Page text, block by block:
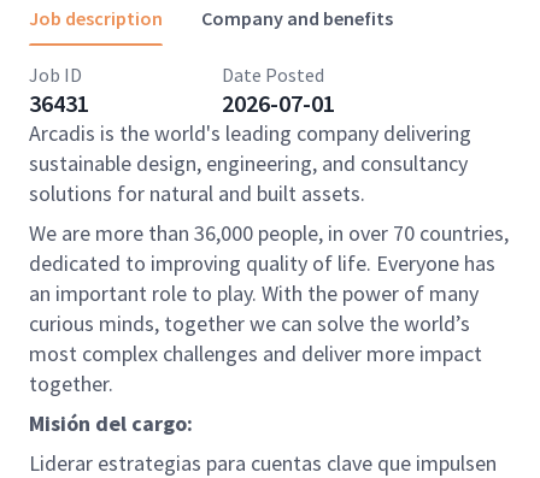
Job description Company and benefits
Job ID
36431
Date Posted
2026-07-01
Arcadis is the world's leading company delivering
sustainable design, engineering, and consultancy
solutions for natural and built assets.
We are more than 36,000 people, in over 70 countries,
dedicated to improving quality of life. Everyone has
an important role to play. With the power of many
curious minds, together we can solve the world’s
most complex challenges and deliver more impact
together.
Misión del cargo:
Liderar estrategias para cuentas clave que impulsen